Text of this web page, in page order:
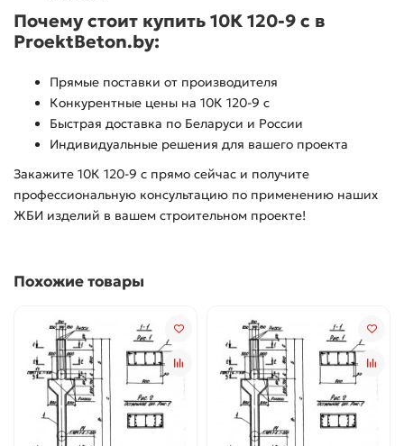
Почему стоит купить 10К 120-9 с в
ProektBeton.by:
Прямые поставки от производителя
Конкурентные цены на 10К 120-9 с
Быстрая доставка по Беларуси и России
Индивидуальные решения для вашего проекта
Закажите 10К 120-9 с прямо сейчас и получите
профессиональную консультацию по применению наших
ЖБИ изделий в вашем строительном проекте!
Похожие товары